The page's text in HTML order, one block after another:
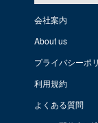
会社案内
About us
プライバシーポ
利用規約
よくある質問